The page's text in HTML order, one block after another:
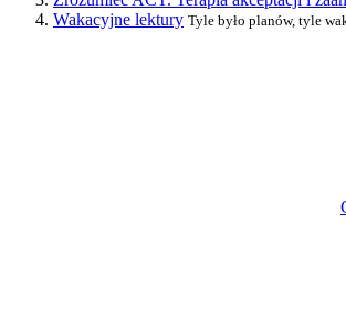
Wakacyjne lektury Tyle było planów, tyle